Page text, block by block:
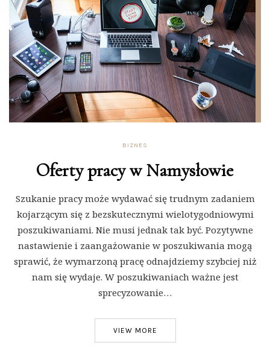
BIZNES
Oferty pracy w Namysłowie
Szukanie pracy może wydawać się trudnym zadaniem
kojarzącym się z bezskutecznymi wielotygodniowymi
poszukiwaniami. Nie musi jednak tak być. Pozytywne
nastawienie i zaangażowanie w poszukiwania mogą
sprawić, że wymarzoną pracę odnajdziemy szybciej niż
nam się wydaje. W poszukiwaniach ważne jest
sprecyzowanie…
VIEW MORE